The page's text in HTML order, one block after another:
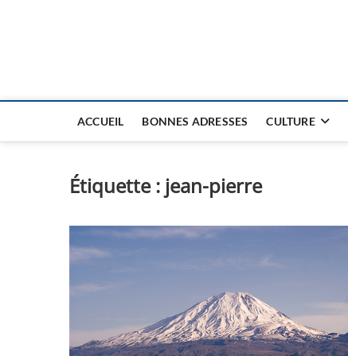
ACCUEIL BONNES ADRESSES CULTURE
Étiquette : jean-pierre